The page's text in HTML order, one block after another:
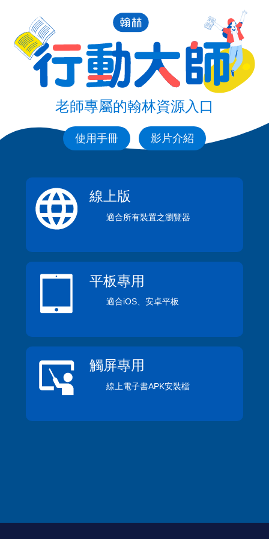
老師專屬的翰林資源入口
使用手冊 影片介紹
線上版
適合所有裝置之瀏覽器
平板專用
適合iOS、安卓平板
觸屏專用
線上電子書APK安裝檔